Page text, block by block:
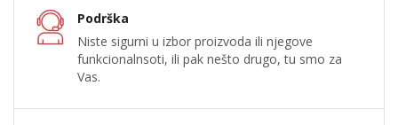
Podrška
Niste sigurni u izbor proizvoda ili njegove
funkcionalnsoti, ili pak nešto drugo, tu smo za
Vas.